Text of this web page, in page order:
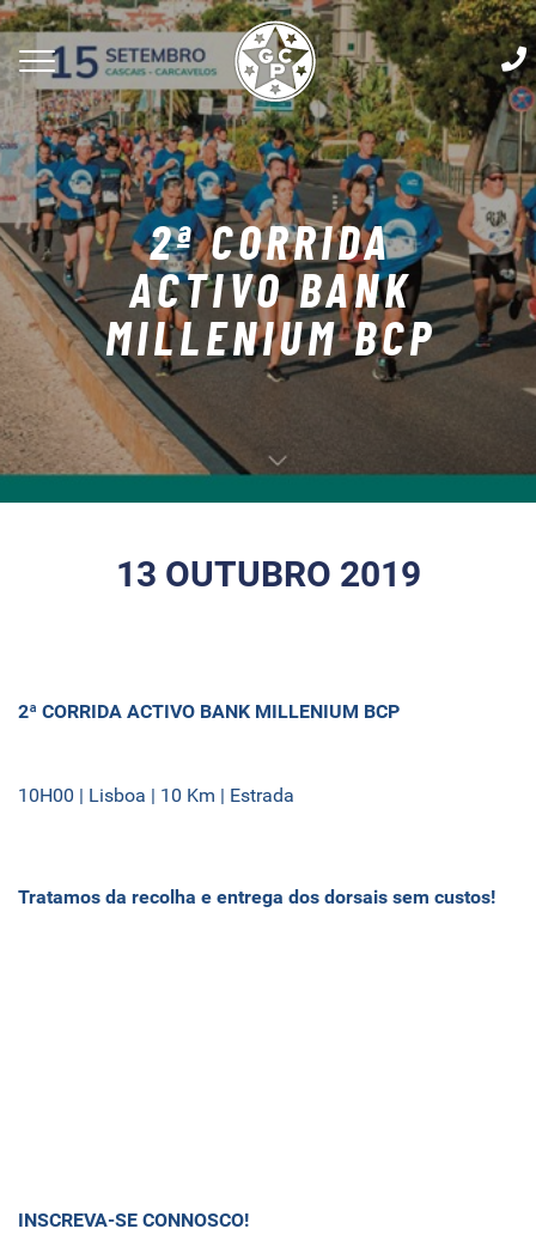
2ª CORRIDA
ACTIVO BANK
MILLENIUM BCP
13 OUTUBRO 2019
2ª CORRIDA ACTIVO BANK MILLENIUM BCP
10H00 | Lisboa | 10 Km | Estrada
Tratamos da recolha e entrega dos dorsais sem custos!
INSCREVA-SE CONNOSCO!